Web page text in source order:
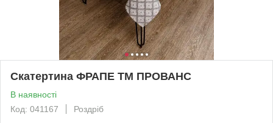
Скатертина ФРАПЕ ТМ ПРОВАНС
В наявності
Код: 041167
Роздріб